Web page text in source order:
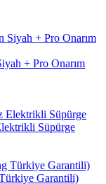
+ Pro Onarım
Süpürge
Garantili)